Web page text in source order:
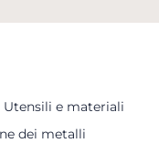
e materiali
dei metalli
dedicato